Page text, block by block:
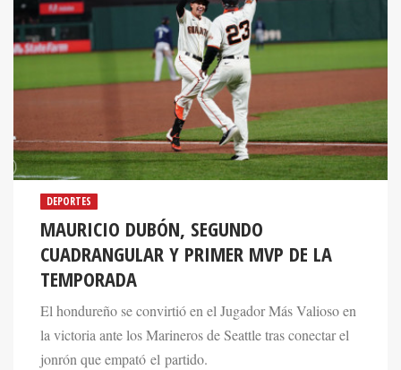
DEPORTES
MAURICIO DUBÓN, SEGUNDO
CUADRANGULAR Y PRIMER MVP DE LA
TEMPORADA
El hondureño se convirtió en el Jugador Más Valioso en
la victoria ante los Marineros de Seattle tras conectar el
jonrón que empató el partido.